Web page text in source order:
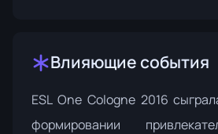
Влияющие события
ESL One Cologne 2016
формировании